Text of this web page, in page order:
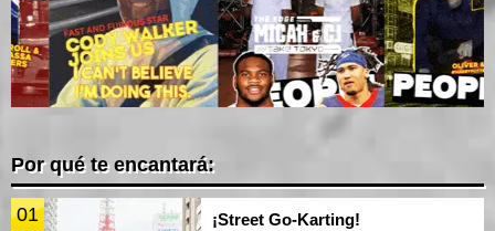
Por qué te encantará:
01 ¡Street Go-Karting!